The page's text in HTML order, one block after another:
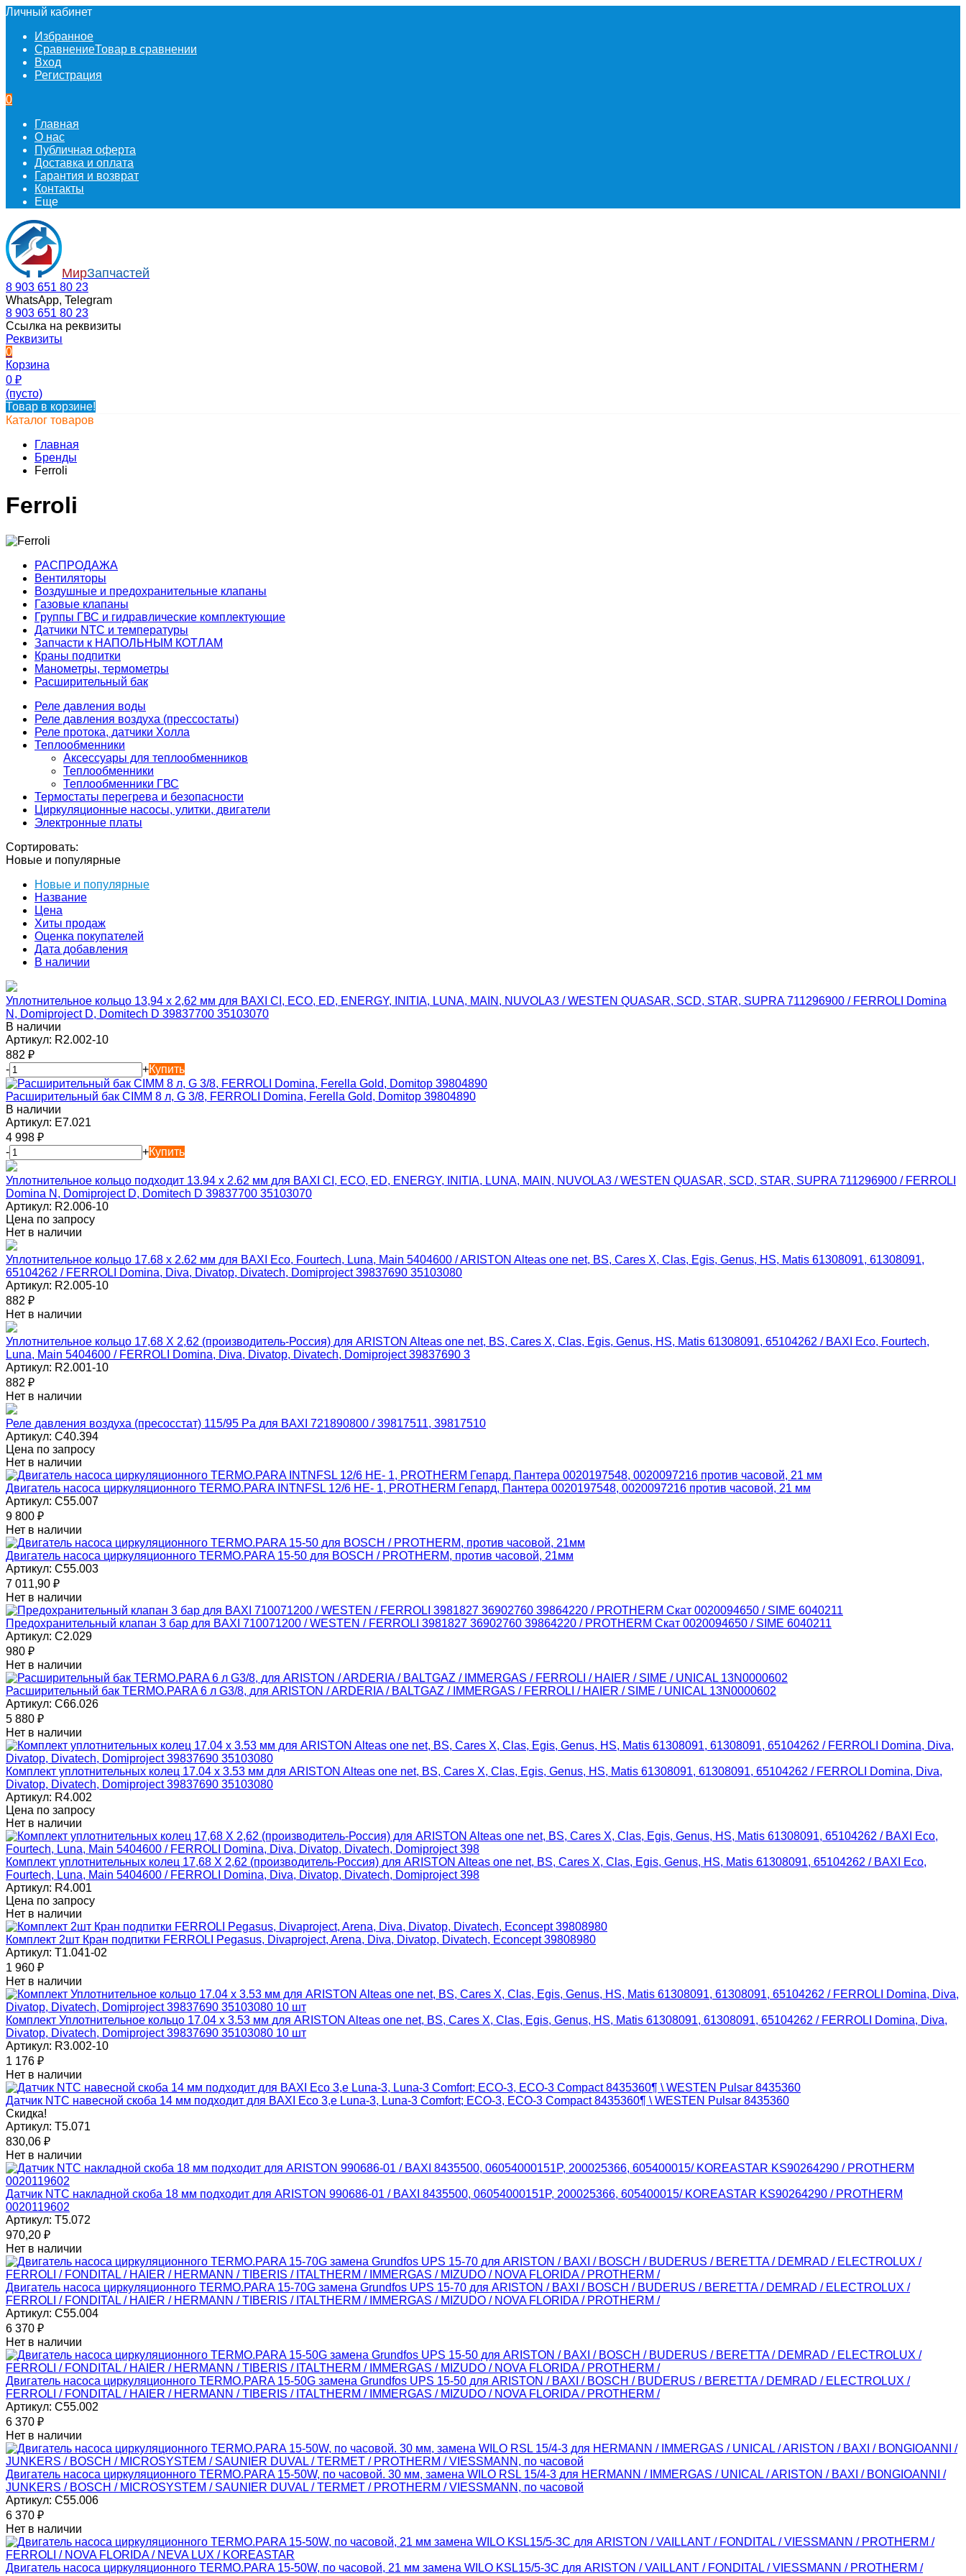
Личный кабинет
Избранное
СравнениеТовар в сравнении
Вход
Регистрация
0
Главная
О нас
Публичная оферта
Доставка и оплата
Гарантия и возврат
Контакты
Еще
МирЗапчастей
8 903 651 80 23
WhatsApp, Telegram
8 903 651 80 23
Ссылка на реквизиты
Реквизиты
0
Корзина
0 ₽
(пусто)
Товар в корзине!
Каталог товаров
Главная
Бренды
Ferroli
Ferroli
РАСПРОДАЖА
Вентиляторы
Воздушные и предохранительные клапаны
Газовые клапаны
Группы ГВС и гидравлические комплектующие
Датчики NTC и температуры
Запчасти к НАПОЛЬНЫМ КОТЛАМ
Краны подпитки
Манометры, термометры
Расширительный бак
Реле давления воды
Реле давления воздуха (прессостаты)
Реле протока, датчики Холла
Теплообменники
Аксессуары для теплообменников
Теплообменники
Теплообменники ГВС
Термостаты перегрева и безопасности
Циркуляционные насосы, улитки, двигатели
Электронные платы
Сортировать:
Новые и популярные
Новые и популярные
Название
Цена
Хиты продаж
Оценка покупателей
Дата добавления
В наличии
Уплотнительное кольцо 13,94 x 2,62 мм для BAXI CI, ECO, ED, ENERGY, INITIA, LUNA, MAIN, NUVOLA3 / WESTEN QUASAR, SCD, STAR, SUPRA 711296900 / FERROLI Domina
N, Domiproject D, Domitech D 39837700 35103070
В наличии
Артикул: R2.002-10
882 ₽
-
+Купить
Расширительный бак CIMM 8 л, G 3/8, FERROLI Domina, Ferella Gold, Domitop 39804890
В наличии
Артикул: E7.021
4 998 ₽
-
+Купить
Уплотнительное кольцо подходит 13.94 x 2.62 мм для BAXI CI, ECO, ED, ENERGY, INITIA, LUNA, MAIN, NUVOLA3 / WESTEN QUASAR, SCD, STAR, SUPRA 711296900 / FERROLI
Domina N, Domiproject D, Domitech D 39837700 35103070
Артикул: R2.006-10
Цена по запросу
Нет в наличии
Уплотнительное кольцо 17.68 x 2.62 мм для BAXI Eco, Fourtech, Luna, Main 5404600 / ARISTON Alteas one net, BS, Cares X, Clas, Egis, Genus, HS, Matis 61308091, 61308091,
65104262 / FERROLI Domina, Diva, Divatop, Divatech, Domiproject 39837690 35103080
Артикул: R2.005-10
882 ₽
Нет в наличии
Уплотнительное кольцо 17,68 Х 2,62 (производитель-Россия) для ARISTON Alteas one net, BS, Cares X, Clas, Egis, Genus, HS, Matis 61308091, 65104262 / BAXI Eco, Fourtech,
Luna, Main 5404600 / FERROLI Domina, Diva, Divatop, Divatech, Domiproject 39837690 3
Артикул: R2.001-10
882 ₽
Нет в наличии
Реле давления воздуха (пресосстат) 115/95 Pa для BAXI 721890800 / 39817511, 39817510
Артикул: С40.394
Цена по запросу
Нет в наличии
Двигатель насоса циркуляционного TERMO.PARA INTNFSL 12/6 HE- 1, PROTHERM Гепард, Пантера 0020197548, 0020097216 против часовой, 21 мм
Артикул: C55.007
9 800 ₽
Нет в наличии
Двигатель насоса циркуляционного TERMO.PARA 15-50 для BOSCH / PROTHERM, против часовой, 21мм
Артикул: C55.003
7 011,90 ₽
Нет в наличии
Предохранительный клапан 3 бар для BAXI 710071200 / WESTEN / FERROLI 3981827 36902760 39864220 / PROTHERM Скат 0020094650 / SIME 6040211
Артикул: C2.029
980 ₽
Нет в наличии
Расширительный бак TERMO.PARA 6 л G3/8, для ARISTON / ARDERIA / BALTGAZ / IMMERGAS / FERROLI / HAIER / SIME / UNICAL 13N0000602
Артикул: C66.026
5 880 ₽
Нет в наличии
Комплект уплотнительных колец 17.04 x 3.53 мм для ARISTON Alteas one net, BS, Cares X, Clas, Egis, Genus, HS, Matis 61308091, 61308091, 65104262 / FERROLI Domina, Diva,
Divatop, Divatech, Domiproject 39837690 35103080
Артикул: R4.002
Цена по запросу
Нет в наличии
Комплект уплотнительных колец 17,68 Х 2,62 (производитель-Россия) для ARISTON Alteas one net, BS, Cares X, Clas, Egis, Genus, HS, Matis 61308091, 65104262 / BAXI Eco,
Fourtech, Luna, Main 5404600 / FERROLI Domina, Diva, Divatop, Divatech, Domiproject 398
Артикул: R4.001
Цена по запросу
Нет в наличии
Комплект 2шт Кран подпитки FERROLI Pegasus, Divaproject, Arena, Diva, Divatop, Divatech, Econcept 39808980
Артикул: T1.041-02
1 960 ₽
Нет в наличии
Комплект Уплотнительное кольцо 17.04 x 3.53 мм для ARISTON Alteas one net, BS, Cares X, Clas, Egis, Genus, HS, Matis 61308091, 61308091, 65104262 / FERROLI Domina, Diva,
Divatop, Divatech, Domiproject 39837690 35103080 10 шт
Артикул: R3.002-10
1 176 ₽
Нет в наличии
Датчик NTC навесной скоба 14 мм подходит для BAXI Eco 3,е Luna-3, Luna-3 Comfort; ECO-3, ECO-3 Compact 8435360¶ \ WESTEN Pulsar 8435360
Скидка!
Артикул: T5.071
830,06 ₽
Нет в наличии
Датчик NTC накладной скоба 18 мм подходит для ARISTON 990686-01 / BAXI 8435500, 06054000151P, 200025366, 605400015/ KOREASTAR KS90264290 / PROTHERM
0020119602
Артикул: T5.072
970,20 ₽
Нет в наличии
Двигатель насоса циркуляционного TERMO.PARA 15-70G замена Grundfos UPS 15-70 для ARISTON / BAXI / BOSCH / BUDERUS / BERETTA / DEMRAD / ELECTROLUX /
FERROLI / FONDITAL / HAIER / HERMANN / TIBERIS / ITALTHERM / IMMERGAS / MIZUDO / NOVA FLORIDA / PROTHERM /
Артикул: C55.004
6 370 ₽
Нет в наличии
Двигатель насоса циркуляционного TERMO.PARA 15-50G замена Grundfos UPS 15-50 для ARISTON / BAXI / BOSCH / BUDERUS / BERETTA / DEMRAD / ELECTROLUX /
FERROLI / FONDITAL / HAIER / HERMANN / TIBERIS / ITALTHERM / IMMERGAS / MIZUDO / NOVA FLORIDA / PROTHERM /
Артикул: C55.002
6 370 ₽
Нет в наличии
Двигатель насоса циркуляционного TERMO.PARA 15-50W, по часовой. 30 мм, замена WILO RSL 15/4-3 для HERMANN / IMMERGAS / UNICAL / ARISTON / BAXI / BONGIOANNI /
JUNKERS / BOSCH / MICROSYSTEM / SAUNIER DUVAL / TERMET / PROTHERM / VIESSMANN, по часовой
Артикул: C55.006
6 370 ₽
Нет в наличии
Двигатель насоса циркуляционного TERMO.PARA 15-50W, по часовой, 21 мм замена WILO KSL15/5-3C для ARISTON / VAILLANT / FONDITAL / VIESSMANN / PROTHERM /